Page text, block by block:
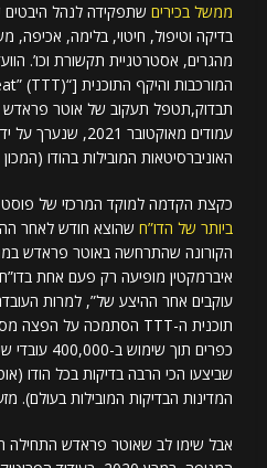
ממשל בכירים שתפקידה לנהל היבטים
בדיקה וטיפול, חיטוי, בלימה, אכיפה,
עמודים מאוקטובר
האוניברסיטאות המובילות בהודו
כקצת הקדמה למוקד המרכזי של פוסט
ביותר של הדו”ח שהוצא חודש לאחר
איברמקטין מופיעה רק פעם אחת
עוקבים אחר ההיצע של”, למרות
כפרים תוך
המדינות הבדיקות המובילות בעולם).
אבל שימו לב שאוטר פראדש התחילה